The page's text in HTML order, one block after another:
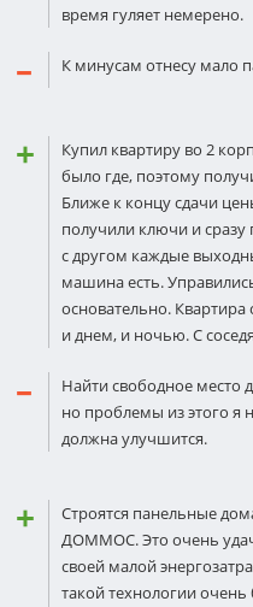
время гуляет немерено.
К минусам отнесу мало
Купил квартиру во 2
было где, поэтому
Ближе к концу сдачи
получили ключи и
с другом каждые
машина есть.
основательно. Квартира
и днем, и ночью. С
Найти свободное место
но проблемы из этого я
должна улучшится.
Строятся панельные
ДОММОС. Это очень
своей малой
такой технологии